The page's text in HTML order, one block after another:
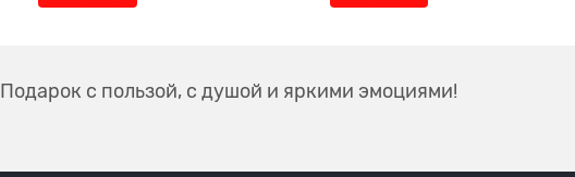
Подарок с пользой, с душой и яркими эмоциями!